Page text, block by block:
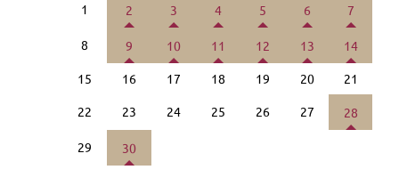
1 2 3 4 5 6 7
8 9 10 11 12 13 14
15 16 17 18 19 20 21
22 23 24 25 26 27 28
29 30